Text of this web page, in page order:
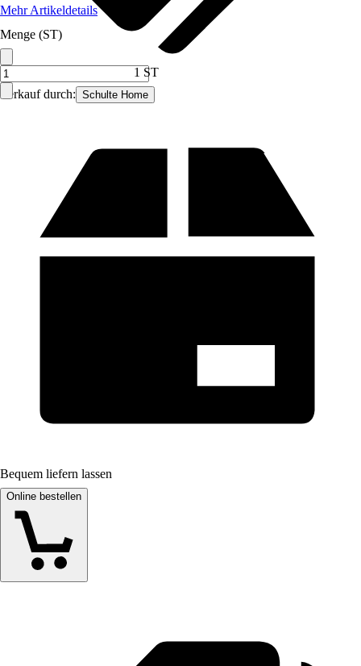
Verkauf durch: Schulte Home
Mehr Artikeldetails
Menge (ST)
1 ST
Bequem liefern lassen
Online bestellen